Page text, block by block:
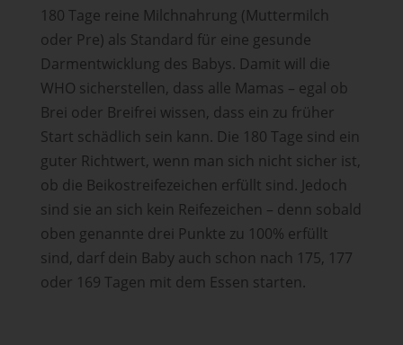
180 Tage reine Milchnahrung (Muttermilch
oder Pre) als Standard für eine gesunde
Darmentwicklung des Babys. Damit will die
WHO sicherstellen, dass alle Mamas – egal ob
Brei oder Breifrei wissen, dass ein zu früher
Start schädlich sein kann. Die 180 Tage sind ein
guter Richtwert, wenn man sich nicht sicher ist,
ob die Beikostreifezeichen erfüllt sind. Jedoch
sind sie an sich kein Reifezeichen – denn sobald
oben genannte drei Punkte zu 100% erfüllt
sind, darf dein Baby auch schon nach 175, 177
oder 169 Tagen mit dem Essen starten.